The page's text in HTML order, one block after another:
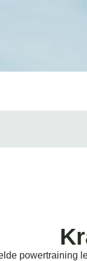
powertraining